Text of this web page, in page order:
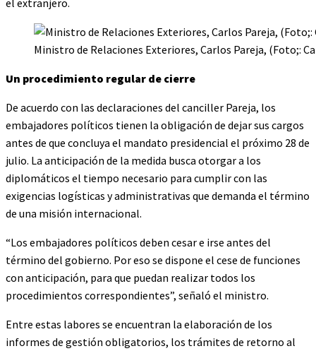
Ministro de Relaciones Exteriores, Carlos Pareja, (Foto;:
Un procedimiento regular de cierre
De acuerdo con las declaraciones del canciller Pareja, los
embajadores políticos tienen la obligación de dejar sus cargos
antes de que concluya el mandato presidencial el próximo 28 de
julio. La anticipación de la medida busca otorgar a los
diplomáticos el tiempo necesario para cumplir con las
exigencias logísticas y administrativas que demanda el término
de una misión internacional.
“Los embajadores políticos deben cesar e irse antes del
término del gobierno. Por eso se dispone el cese de funciones
con anticipación, para que puedan realizar todos los
procedimientos correspondientes”, señaló el ministro.
Entre estas labores se encuentran la elaboración de los
informes de gestión obligatorios, los trámites de retorno al